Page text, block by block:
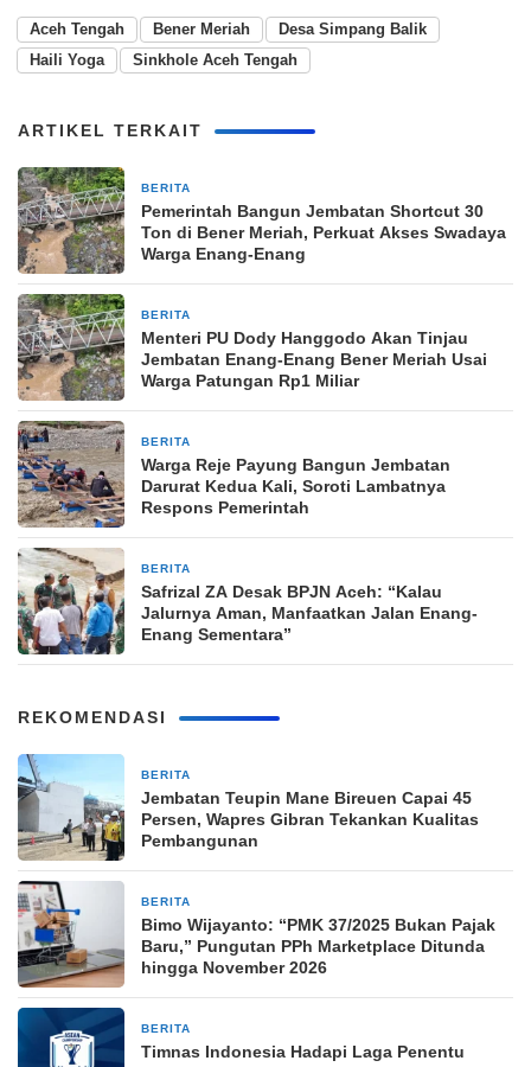
Aceh Tengah Bener Meriah
Desa Simpang Balik
Haili Yoga
Sinkhole Aceh Tengah
ARTIKEL TERKAIT
BERITA
Pemerintah Bangun Jembatan Shortcut 30
Ton di Bener Meriah, Perkuat Akses Swadaya
Warga Enang-Enang
BERITA
Menteri PU Dody Hanggodo Akan Tinjau
Jembatan Enang-Enang Bener Meriah Usai
Warga Patungan Rp1 Miliar
BERITA
Warga Reje Payung Bangun Jembatan
Darurat Kedua Kali, Soroti Lambatnya
Respons Pemerintah
BERITA
Safrizal ZA Desak BPJN Aceh: “Kalau
Jalurnya Aman, Manfaatkan Jalan Enang-
Enang Sementara”
REKOMENDASI
BERITA
Jembatan Teupin Mane Bireuen Capai 45
Persen, Wapres Gibran Tekankan Kualitas
Pembangunan
BERITA
Bimo Wijayanto: “PMK 37/2025 Bukan Pajak
Baru,” Pungutan PPh Marketplace Ditunda
hingga November 2026
BERITA
Timnas Indonesia Hadapi Laga Penentu